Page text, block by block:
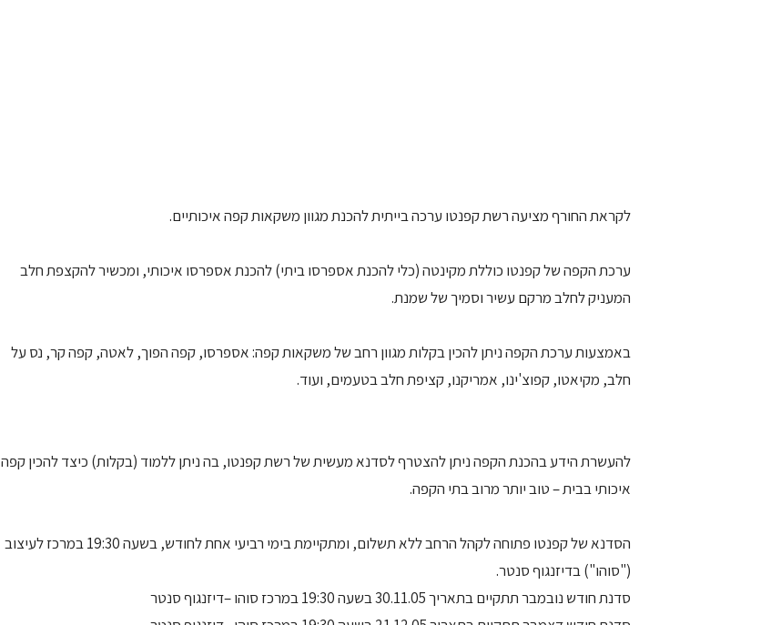
לקראת החורף מציעה רשת קפנטו ערכה בייתית להכנת מגוון משקאות קפה איכותיים.
ערכת הקפה של קפנטו כוללת מקינטה (כלי להכנת אספרסו ביתי) להכנת אספרסו איכותי, ומכשיר להקצפת חלב
המעניק לחלב מרקם עשיר וסמיך של שמנת.
באמצעות ערכת הקפה ניתן להכין בקלות מגוון רחב של משקאות קפה: אספרסו, קפה הפוך, לאטה, קפה קר, נס על
חלב, מקיאטו, קפוצ'ינו, אמריקנו, קציפת חלב בטעמים, ועוד.
להעשרת הידע בהכנת הקפה ניתן להצטרף לסדנא מעשית של רשת קפנטו, בה ניתן ללמוד (בקלות) כיצד להכין קפה
איכותי בבית – טוב יותר מרוב בתי הקפה.
הסדנא של קפנטו פתוחה לקהל הרחב ללא תשלום, ומתקיימת בימי רביעי אחת לחודש, בשעה 19:30 במרכז לעיצוב
("סוהו") בדיזנגוף סנטר.
סדנת חודש נובמבר תתקיים בתאריך 30.11.05 בשעה 19:30 במרכז סוהו –דיזנגוף סנטר